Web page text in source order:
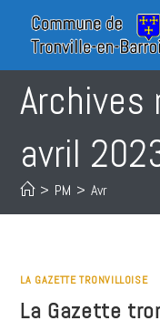
content
Archives
avril
> PM > Avr
LA GAZETTE TRONVILLOISE
La Gazette